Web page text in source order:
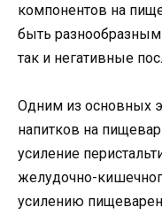
компонентов на
быть
так и негативные
Одним из основных
напитков на
усиление
желудочно-
усилению